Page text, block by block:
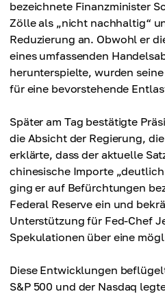
bezeichnete Finanzminister
Zölle als „nicht nachhaltig“
Reduzierung an. Obwohl er
eines umfassenden
herunterspielte, wurden
für eine bevorstehende
Später am Tag bestätigte
die Absicht der Regierung,
erklärte, dass der aktuelle
chinesische Importe
ging er auf Befürchtungen
Federal Reserve ein und
Unterstützung für Fed-Chef
Spekulationen über eine
Diese Entwicklungen
S&P 500 und der Nasdaq